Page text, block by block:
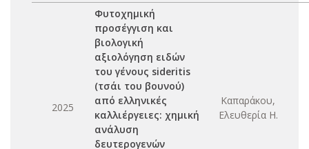
2025
Φυτοχημική
προσέγγιση και
βιολογική
αξιολόγηση ειδών
του γένους sideritis
(τσάι του βουνού)
από ελληνικές
καλλιέργειες: χημική
ανάλυση
δευτερογενών
Καπαράκου,
Ελευθερία Η.